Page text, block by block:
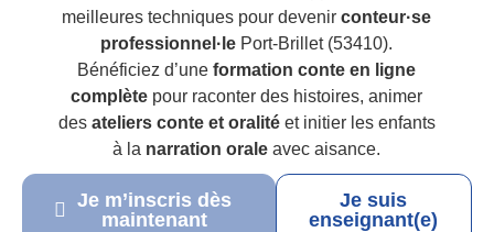
meilleures techniques pour devenirconteur·se
professionnel·le Port-Brillet (53410).
Bénéficiez d’uneformation conte en ligne
complète pour raconter des histoires, animer
des ateliers conte et oralitéet initier les enfants
à la narration orale avec aisance.
Je m’inscris dès
maintenant
Je suis
enseignant(e)